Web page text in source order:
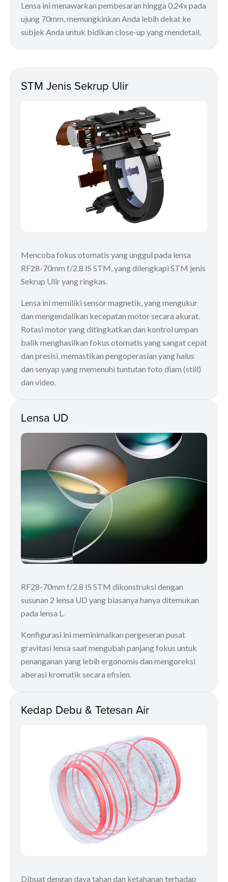
Lensa ini menawarkan pembesaran hingga 0,24x pada
ujung 70mm, memungkinkan Anda lebih dekat ke
subjek Anda untuk bidikan close-up yang mendetail.
STM Jenis Sekrup Ulir
Mencoba fokus otomatis yang unggul pada lensa
RF28-70mm f/2.8 IS STM, yang dilengkapi STM jenis
Sekrup Ulir yang ringkas.
Lensa ini memiliki sensor magnetik, yang mengukur
dan mengendalikan kecepatan motor secara akurat.
Rotasi motor yang ditingkatkan dan kontrol umpan
balik menghasilkan fokus otomatis yang sangat cepat
dan presisi, memastikan pengoperasian yang halus
dan senyap yang memenuhi tuntutan foto diam (still)
dan video.
Lensa UD
RF28-70mm f/2.8 IS STM dikonstruksi dengan
susunan 2 lensa UD yang biasanya hanya ditemukan
pada lensa L.
Konfigurasi ini meminimalkan pergeseran pusat
gravitasi lensa saat mengubah panjang fokus untuk
penanganan yang lebih ergonomis dan mengoreksi
aberasi kromatik secara efisien.
Kedap Debu & Tetesan Air
Dibuat dengan daya tahan dan ketahanan terhadap